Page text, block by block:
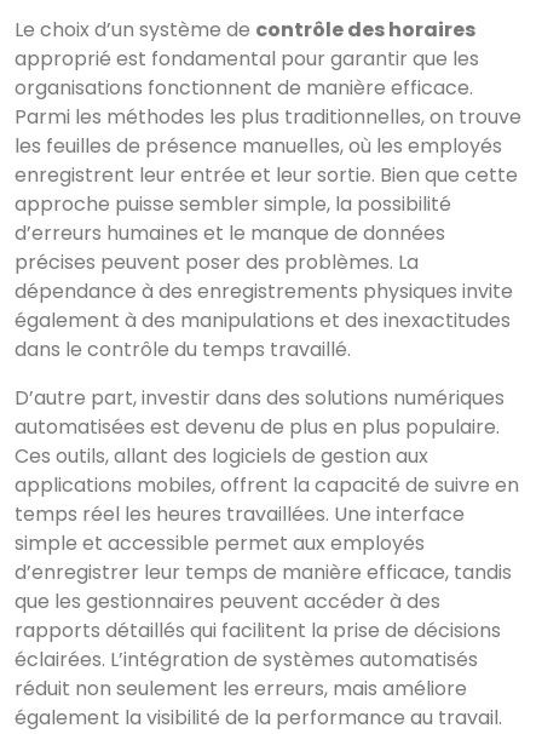
Le choix d’un système de contrôle des horaires
approprié est fondamental pour garantir que les
organisations fonctionnent de manière efficace.
Parmi les méthodes les plus traditionnelles, on trouve
les feuilles de présence manuelles, où les employés
enregistrent leur entrée et leur sortie. Bien que cette
approche puisse sembler simple, la possibilité
d’erreurs humaines et le manque de données
précises peuvent poser des problèmes. La
dépendance à des enregistrements physiques invite
également à des manipulations et des inexactitudes
dans le contrôle du temps travaillé.
D’autre part, investir dans des solutions numériques
automatisées est devenu de plus en plus populaire.
Ces outils, allant des logiciels de gestion aux
applications mobiles, offrent la capacité de suivre en
temps réel les heures travaillées. Une interface
simple et accessible permet aux employés
d’enregistrer leur temps de manière efficace, tandis
que les gestionnaires peuvent accéder à des
rapports détaillés qui facilitent la prise de décisions
éclairées. L’intégration de systèmes automatisés
réduit non seulement les erreurs, mais améliore
également la visibilité de la performance au travail.